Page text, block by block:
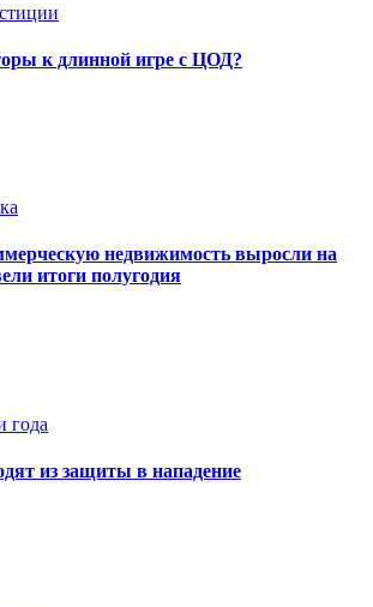
к длинной игре с ЦОД?
недвижимость выросли на
итоги полугодия
года
из защиты в нападение